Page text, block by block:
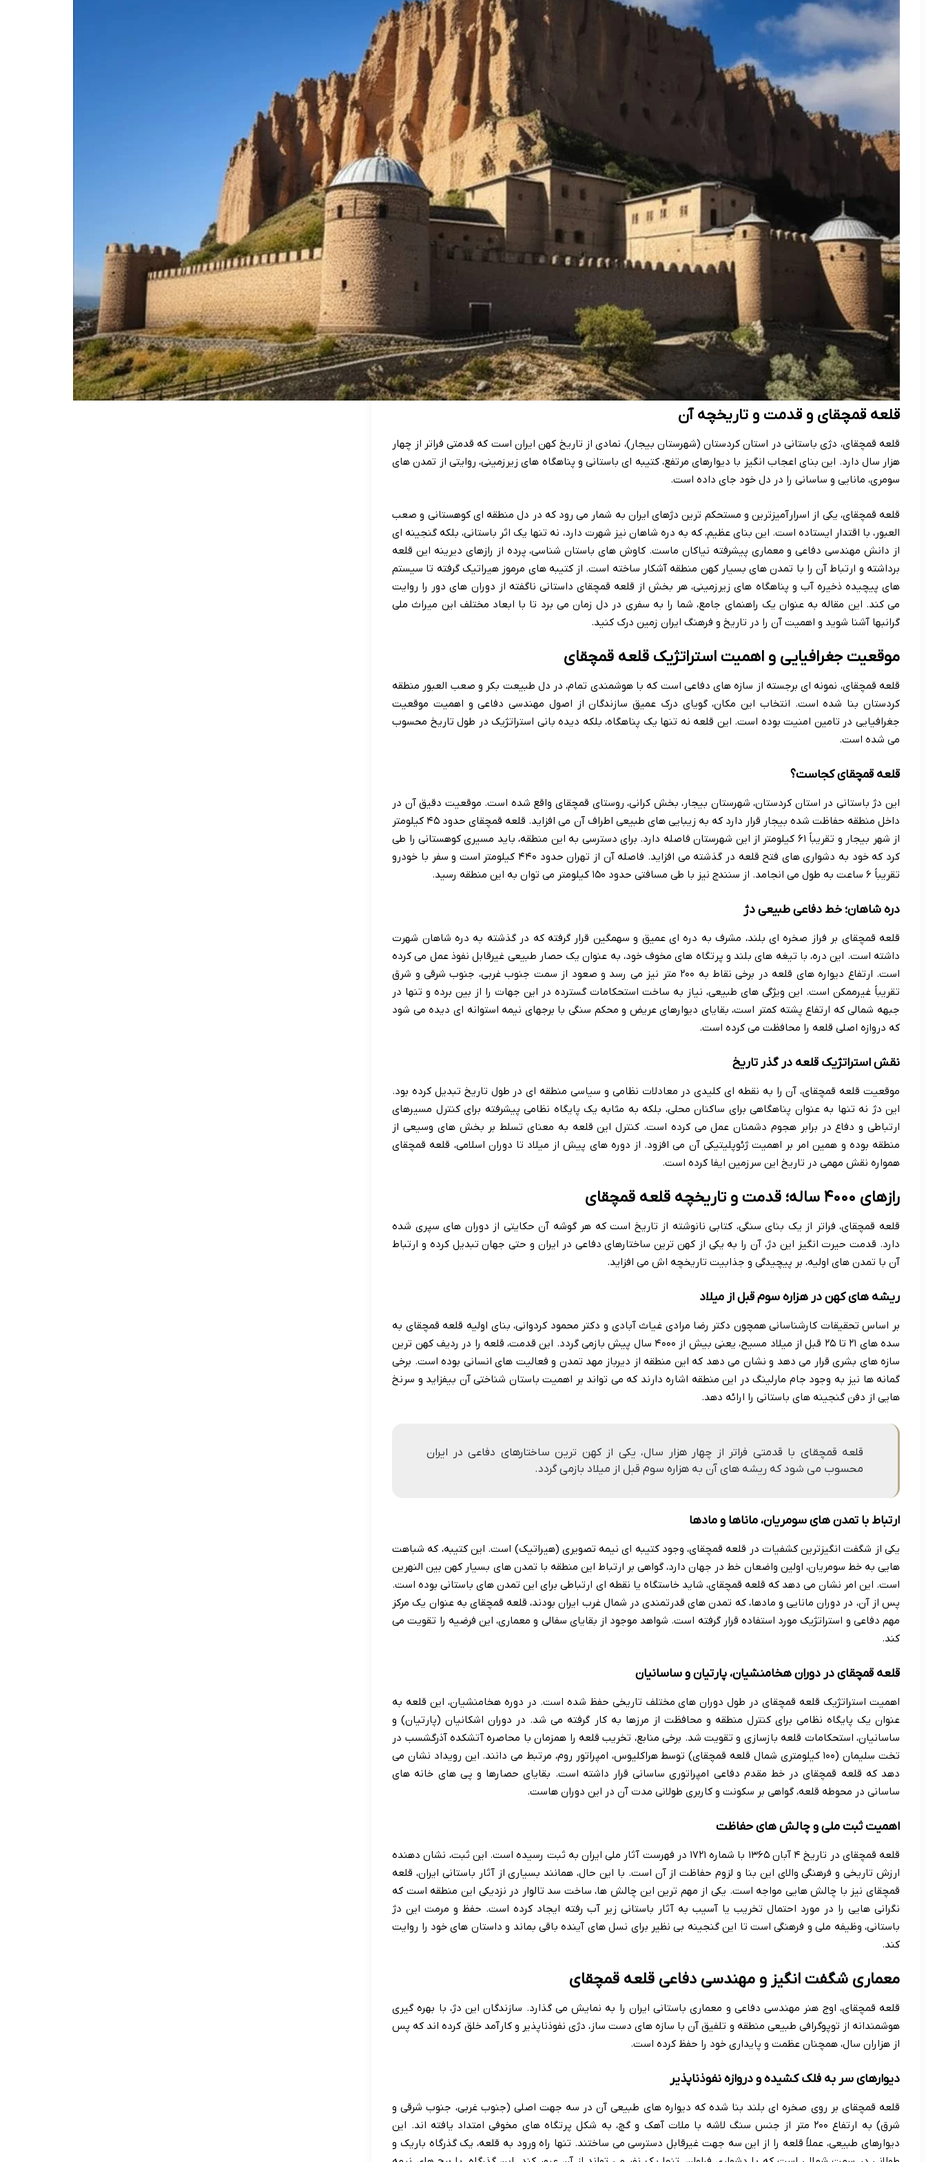
قلعه قمچقای و قدمت و تاریخچه آن
قلعه قمچقای، دژی باستانی در استان کردستان (شهرستان بیجار)، نمادی از تاریخ کهن ایران است که قدمتی فراتر از چهار
هزار سال دارد. این بنای اعجاب انگیز با دیوارهای مرتفع، کتیبه ای باستانی و پناهگاه های زیرزمینی، روایتی از تمدن های
سومری، مانایی و ساسانی را در دل خود جای داده است.
قلعه قمچقای، یکی از اسرارآمیزترین و مستحکم ترین دژهای ایران به شمار می رود که در دل منطقه ای کوهستانی و صعب
العبور، با اقتدار ایستاده است. این بنای عظیم، که به دره شاهان نیز شهرت دارد، نه تنها یک اثر باستانی، بلکه گنجینه ای
از دانش مهندسی دفاعی و معماری پیشرفته نیاکان ماست. کاوش های باستان شناسی، پرده از رازهای دیرینه این قلعه
برداشته و ارتباط آن را با تمدن های بسیار کهن منطقه آشکار ساخته است. از کتیبه های مرموز هیراتیک گرفته تا سیستم
های پیچیده ذخیره آب و پناهگاه های زیرزمینی، هر بخش از قلعه قمچقای داستانی ناگفته از دوران های دور را روایت
می کند. این مقاله به عنوان یک راهنمای جامع، شما را به سفری در دل زمان می برد تا با ابعاد مختلف این میراث ملی
گرانبها آشنا شوید و اهمیت آن را در تاریخ و فرهنگ ایران زمین درک کنید.
موقعیت جغرافیایی و اهمیت استراتژیک قلعه قمچقای
قلعه قمچقای، نمونه ای برجسته از سازه های دفاعی است که با هوشمندی تمام، در دل طبیعت بکر و صعب العبور منطقه
کردستان بنا شده است. انتخاب این مکان، گویای درک عمیق سازندگان از اصول مهندسی دفاعی و اهمیت موقعیت
جغرافیایی در تامین امنیت بوده است. این قلعه نه تنها یک پناهگاه، بلکه دیده بانی استراتژیک در طول تاریخ محسوب
می شده است.
قلعه قمچقای کجاست؟
این دژ باستانی در استان کردستان، شهرستان بیجار، بخش کرانی، روستای قمچقای واقع شده است. موقعیت دقیق آن در
داخل منطقه حفاظت شده بیجار قرار دارد که به زیبایی های طبیعی اطراف آن می افزاید. قلعه قمچقای حدود ۴۵ کیلومتر
از شهر بیجار و تقریباً ۶۱ کیلومتر از این شهرستان فاصله دارد. برای دسترسی به این منطقه، باید مسیری کوهستانی را طی
کرد که خود به دشواری های فتح قلعه در گذشته می افزاید. فاصله آن از تهران حدود ۴۴۰ کیلومتر است و سفر با خودرو
تقریباً ۶ ساعت به طول می انجامد. از سنندج نیز با طی مسافتی حدود ۱۵۰ کیلومتر می توان به این منطقه رسید.
دره شاهان؛ خط دفاعی طبیعی دژ
قلعه قمچقای بر فراز صخره ای بلند، مشرف به دره ای عمیق و سهمگین قرار گرفته که در گذشته به دره شاهان شهرت
داشته است. این دره، با تیغه های بلند و پرتگاه های مخوف خود، به عنوان یک حصار طبیعی غیرقابل نفوذ عمل می کرده
است. ارتفاع دیواره های قلعه در برخی نقاط به ۲۰۰ متر نیز می رسد و صعود از سمت جنوب غربی، جنوب شرقی و شرق
تقریباً غیرممکن است. این ویژگی های طبیعی، نیاز به ساخت استحکامات گسترده در این جهات را از بین برده و تنها در
جبهه شمالی که ارتفاع پشته کمتر است، بقایای دیوارهای عریض و محکم سنگی با برجهای نیمه استوانه ای دیده می شود
که دروازه اصلی قلعه را محافظت می کرده است.
نقش استراتژیک قلعه در گذر تاریخ
موقعیت قلعه قمچقای، آن را به نقطه ای کلیدی در معادلات نظامی و سیاسی منطقه ای در طول تاریخ تبدیل کرده بود.
این دژ نه تنها به عنوان پناهگاهی برای ساکنان محلی، بلکه به مثابه یک پایگاه نظامی پیشرفته برای کنترل مسیرهای
ارتباطی و دفاع در برابر هجوم دشمنان عمل می کرده است. کنترل این قلعه به معنای تسلط بر بخش های وسیعی از
منطقه بوده و همین امر بر اهمیت ژئوپلیتیکی آن می افزود. از دوره های پیش از میلاد تا دوران اسلامی، قلعه قمچقای
همواره نقش مهمی در تاریخ این سرزمین ایفا کرده است.
رازهای ۴۰۰۰ ساله؛ قدمت و تاریخچه قلعه قمچقای
قلعه قمچقای، فراتر از یک بنای سنگی، کتابی نانوشته از تاریخ است که هر گوشه آن حکایتی از دوران های سپری شده
دارد. قدمت حیرت انگیز این دژ، آن را به یکی از کهن ترین ساختارهای دفاعی در ایران و حتی جهان تبدیل کرده و ارتباط
آن با تمدن های اولیه، بر پیچیدگی و جذابیت تاریخچه اش می افزاید.
ریشه های کهن در هزاره سوم قبل از میلاد
بر اساس تحقیقات کارشناسانی همچون دکتر رضا مرادی غیاث آبادی و دکتر محمود کردوانی، بنای اولیه قلعه قمچقای به
سده های ۲۱ تا ۲۵ قبل از میلاد مسیح، یعنی بیش از ۴۰۰۰ سال پیش بازمی گردد. این قدمت، قلعه را در ردیف کهن ترین
سازه های بشری قرار می دهد و نشان می دهد که این منطقه از دیرباز مهد تمدن و فعالیت های انسانی بوده است. برخی
گمانه ها نیز به وجود جام مارلینگ در این منطقه اشاره دارند که می تواند بر اهمیت باستان شناختی آن بیفزاید و سرنخ
هایی از دفن گنجینه های باستانی را ارائه دهد.
قلعه قمچقای با قدمتی فراتر از چهار هزار سال، یکی از کهن ترین ساختارهای دفاعی در ایران
محسوب می شود که ریشه های آن به هزاره سوم قبل از میلاد بازمی گردد.
ارتباط با تمدن های سومریان، ماناها و مادها
یکی از شگفت انگیزترین کشفیات در قلعه قمچقای، وجود کتیبه ای نیمه تصویری (هیراتیک) است. این کتیبه، که شباهت
هایی به خط سومریان، اولین واضعان خط در جهان دارد، گواهی بر ارتباط این منطقه با تمدن های بسیار کهن بین النهرین
است. این امر نشان می دهد که قلعه قمچقای، شاید خاستگاه یا نقطه ای ارتباطی برای این تمدن های باستانی بوده است.
پس از آن، در دوران مانایی و مادها، که تمدن های قدرتمندی در شمال غرب ایران بودند، قلعه قمچقای به عنوان یک مرکز
مهم دفاعی و استراتژیک مورد استفاده قرار گرفته است. شواهد موجود از بقایای سفالی و معماری، این فرضیه را تقویت می
کند.
قلعه قمچقای در دوران هخامنشیان، پارتیان و ساسانیان
اهمیت استراتژیک قلعه قمچقای در طول دوران های مختلف تاریخی حفظ شده است. در دوره هخامنشیان، این قلعه به
عنوان یک پایگاه نظامی برای کنترل منطقه و محافظت از مرزها به کار گرفته می شد. در دوران اشکانیان (پارتیان) و
ساسانیان، استحکامات قلعه بازسازی و تقویت شد. برخی منابع، تخریب قلعه را همزمان با محاصره آتشکده آذرگشسب در
تخت سلیمان (۱۰۰ کیلومتری شمال قلعه قمچقای) توسط هراکلیوس، امپراتور روم، مرتبط می دانند. این رویداد نشان می
دهد که قلعه قمچقای در خط مقدم دفاعی امپراتوری ساسانی قرار داشته است. بقایای حصارها و پی های خانه های
ساسانی در محوطه قلعه، گواهی بر سکونت و کاربری طولانی مدت آن در این دوران هاست.
اهمیت ثبت ملی و چالش های حفاظت
قلعه قمچقای در تاریخ ۴ آبان ۱۳۶۵ با شماره ۱۷۲۱ در فهرست آثار ملی ایران به ثبت رسیده است. این ثبت، نشان دهنده
ارزش تاریخی و فرهنگی والای این بنا و لزوم حفاظت از آن است. با این حال، همانند بسیاری از آثار باستانی ایران، قلعه
قمچقای نیز با چالش هایی مواجه است. یکی از مهم ترین این چالش ها، ساخت سد تالوار در نزدیکی این منطقه است که
نگرانی هایی را در مورد احتمال تخریب یا آسیب به آثار باستانی زیر آب رفته ایجاد کرده است. حفظ و مرمت این دژ
باستانی، وظیفه ملی و فرهنگی است تا این گنجینه بی نظیر برای نسل های آینده باقی بماند و داستان های خود را روایت
کند.
معماری شگفت انگیز و مهندسی دفاعی قلعه قمچقای
قلعه قمچقای، اوج هنر مهندسی دفاعی و معماری باستانی ایران را به نمایش می گذارد. سازندگان این دژ، با بهره گیری
هوشمندانه از توپوگرافی طبیعی منطقه و تلفیق آن با سازه های دست ساز، دژی نفوذناپذیر و کارآمد خلق کرده اند که پس
از هزاران سال، همچنان عظمت و پایداری خود را حفظ کرده است.
دیوارهای سر به فلک کشیده و دروازه نفوذناپذیر
قلعه قمچقای بر روی صخره ای بلند بنا شده که دیواره های طبیعی آن در سه جهت اصلی (جنوب غربی، جنوب شرقی و
شرق) به ارتفاع ۲۰۰ متر از جنس سنگ لاشه با ملات آهک و گچ، به شکل پرتگاه های مخوفی امتداد یافته اند. این
دیوارهای طبیعی، عملاً قلعه را از این سه جهت غیرقابل دسترسی می ساختند. تنها راه ورود به قلعه، یک گذرگاه باریک و